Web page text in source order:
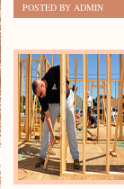
POSTED BY ADMIN